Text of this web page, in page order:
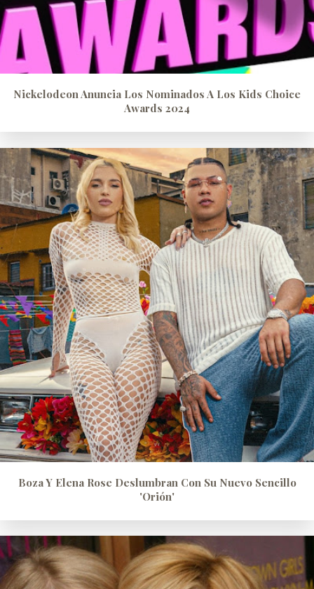
Nickelodeon Anuncia Los Nominados A Los Kids Choice
Awards 2024
Boza Y Elena Rose Deslumbran Con Su Nuevo Sencillo
'Orión'